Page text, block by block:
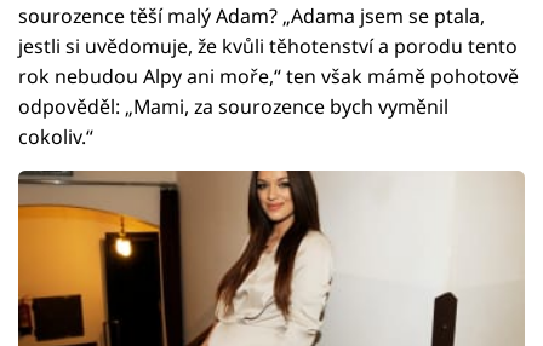
sourozence těší malý Adam? „Adama jsem se ptala,
jestli si uvědomuje, že kvůli těhotenství a porodu tento
rok nebudou Alpy ani moře,“ ten však mámě pohotově
odpověděl: „Mami, za sourozence bych vyměnil
cokoliv.“